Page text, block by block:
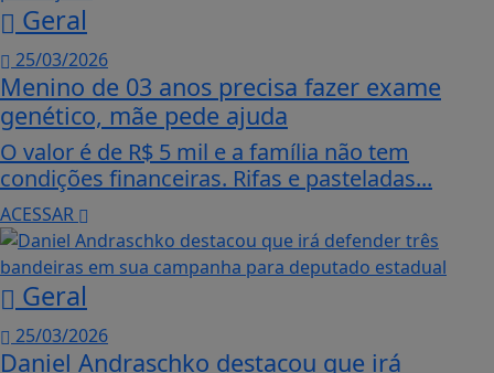
Geral
25/03/2026
Menino de 03 anos precisa fazer exame
genético, mãe pede ajuda
O valor é de R$ 5 mil e a família não tem
condições financeiras. Rifas e pasteladas...
ACESSAR
Geral
25/03/2026
Daniel Andraschko destacou que irá